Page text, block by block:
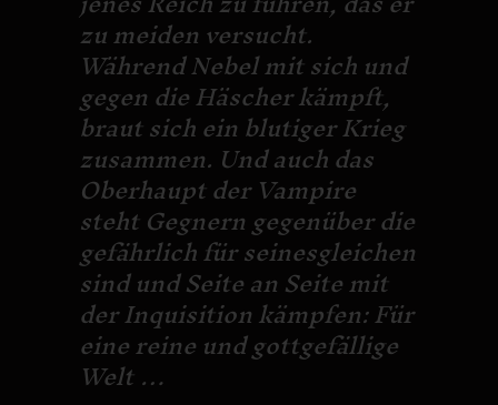
zu meiden versucht.
Während Nebel mit sich und
gegen die Häscher kämpft,
braut sich ein blutiger Krieg
zusammen. Und auch das
Oberhaupt der Vampire
steht Gegnern gegenüber die
gefährlich für seinesgleichen
sind und Seite an Seite mit
der Inquisition kämpfen: Für
eine reine und gottgefällige
Welt …